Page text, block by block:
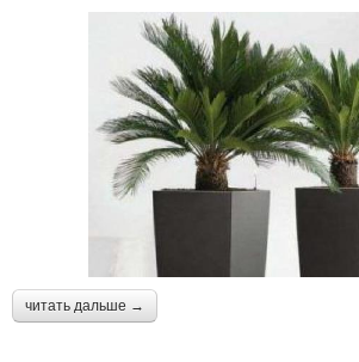
читать дальше →